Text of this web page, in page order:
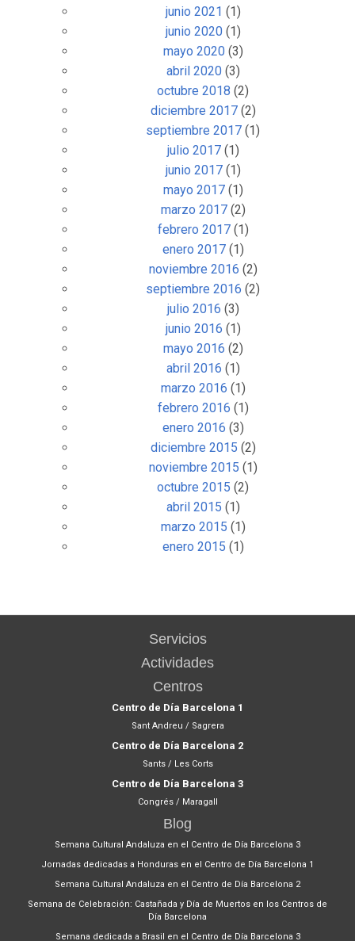
junio 2021 (1)
junio 2020(1)
mayo 2020(3)
abril 2020(3)
octubre 2018 (2)
diciembre 2017(2)
septiembre 2017 (1)
julio 2017(1)
junio 2017(1)
mayo 2017(1)
marzo 2017(2)
febrero 2017(1)
enero 2017(1)
noviembre 2016 (2)
septiembre 2016 (2)
julio 2016 (3)
junio 2016 (1)
mayo 2016 (2)
abril 2016 (1)
marzo 2016 (1)
febrero 2016 (1)
enero 2016 (3)
diciembre 2015 (2)
noviembre 2015 (1)
octubre 2015 (2)
abril 2015 (1)
marzo 2015 (1)
enero 2015 (1)
Servicios
Actividades
Centros
Centro de Día Barcelona 1
Sant Andreu / Sagrera
Centro de Día Barcelona 2
Sants / Les Corts
Centro de Día Barcelona 3
Congrés / Maragall
Blog
Semana Cultural Andaluza en el Centro de Día Barcelona 3
Jornadas dedicadas a Honduras en el Centro de Día Barcelona 1
Semana Cultural Andaluza en el Centro de Día Barcelona 2
Semana de Celebración: Castañada y Día de Muertos en los Centros de
Día Barcelona
Semana dedicada a Brasil en el Centro de Día Barcelona 3